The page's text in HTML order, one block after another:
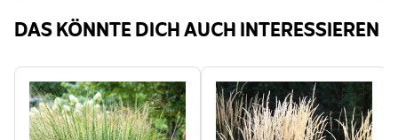
DAS KÖNNTE DICH AUCH INTERESSIEREN